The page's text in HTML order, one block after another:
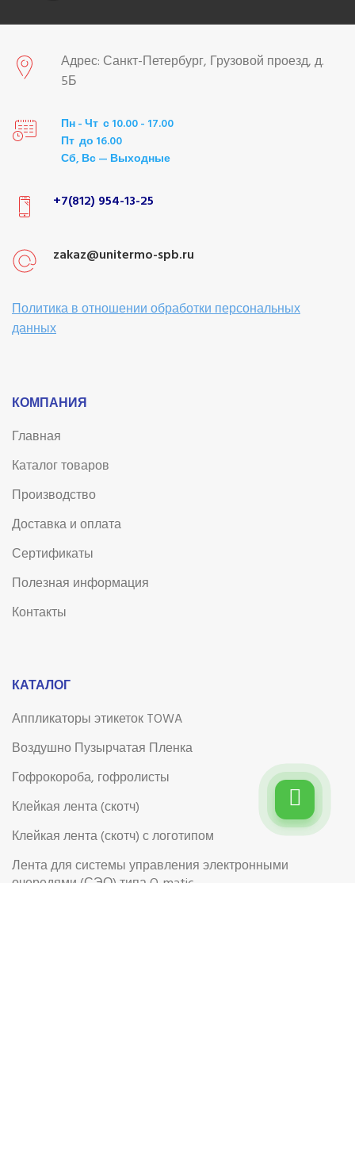
Адрес: Санкт-Петербург, Грузовой проезд, д.
5Б
Пн - Чт с 10.00 - 17.00
Пт до 16.00
Сб, Вс — Выходные
+7(812) 954-13-25
zakaz@unitermo-spb.ru
Политика в отношении обработки персональных
данных
КОМПАНИЯ
Главная
Каталог товаров
Производство
Доставка и оплата
Сертификаты
Полезная информация
Контакты
КАТАЛОГ
Аппликаторы этикеток TOWA
Воздушно Пузырчатая Пленка
Гофрокороба, гофролисты
Клейкая лента (скотч)
Клейкая лента (скотч) с логотипом
Лента для системы управления электронными
очередями (СЭО) типа Q-matic